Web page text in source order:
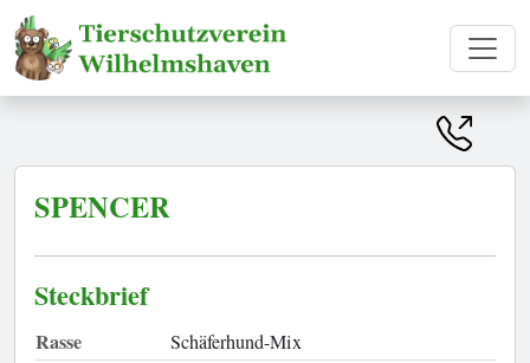
SPENCER
Steckbrief
Rasse Schäferhund-Mix